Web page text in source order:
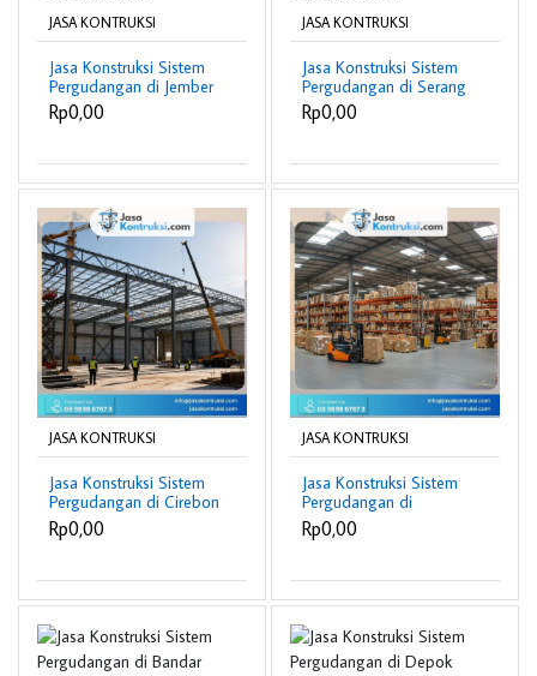
JASA KONTRUKSI
Jasa Konstruksi Sistem
Pergudangan di Jember
berpengalaman
Rp0,00
JASA KONTRUKSI
Jasa Konstruksi Sistem
Pergudangan di Serang
berpengalaman
Rp0,00
JASA KONTRUKSI
Jasa Konstruksi Sistem
Pergudangan di Cirebon
berpengalaman
Rp0,00
JASA KONTRUKSI
Jasa Konstruksi Sistem
Pergudangan di
Samarinda
berpengalaman
Rp0,00